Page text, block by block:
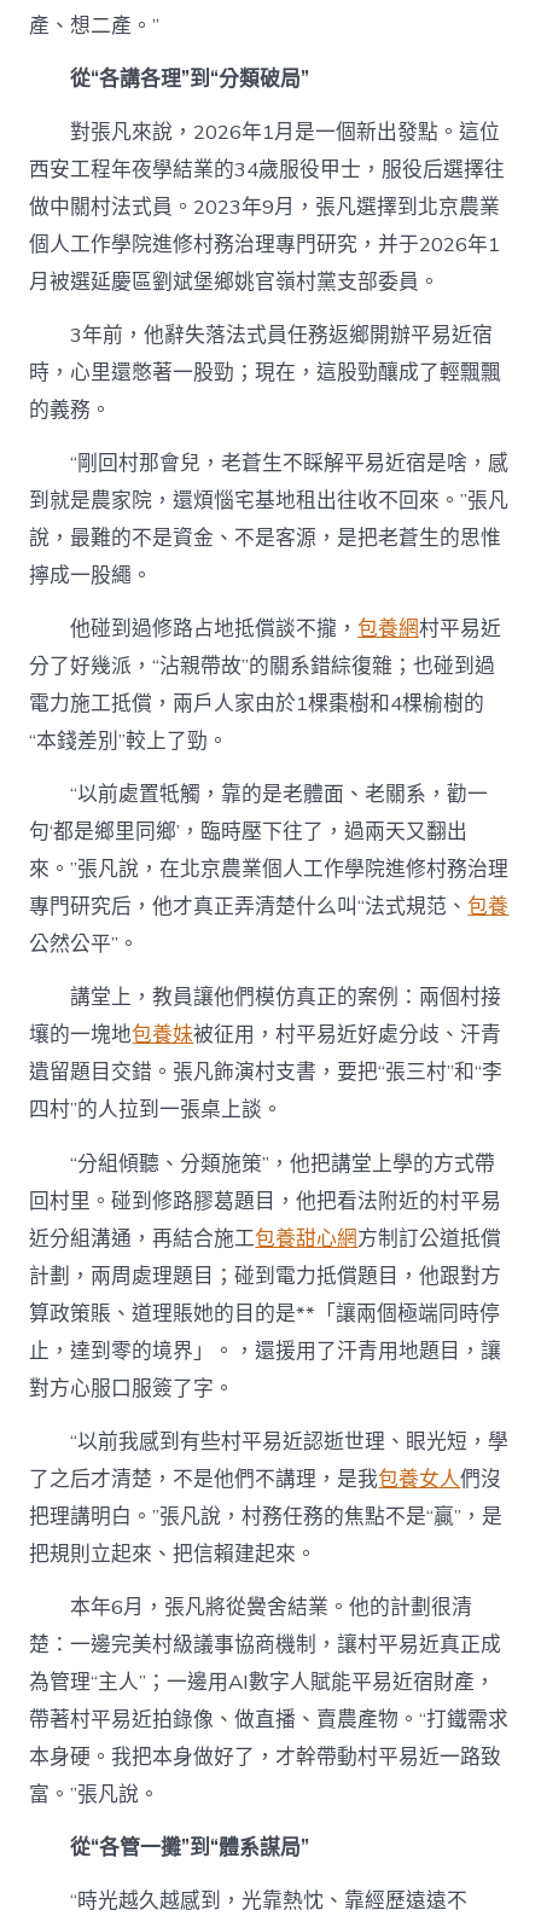
產、想二產。”
從“各講各理”到“分類破局”
對張凡來說，2026年1月是一個新出發點。這位
西安工程年夜學結業的34歲服役甲士，服役后選擇往
做中關村法式員。2023年9月，張凡選擇到北京農業
個人工作學院進修村務治理專門研究，并于2026年1
月被選延慶區劉斌堡鄉姚官嶺村黨支部委員。
3年前，他辭失落法式員任務返鄉開辦平易近宿
時，心里還憋著一股勁；現在，這股勁釀成了輕飄飄
的義務。
“剛回村那會兒，老蒼生不睬解平易近宿是啥，感
到就是農家院，還煩惱宅基地租出往收不回來。”張凡
說，最難的不是資金、不是客源，是把老蒼生的思惟
擰成一股繩。
他碰到過修路占地抵償談不攏，包養網村平易近
分了好幾派，“沾親帶故”的關系錯綜復雜；也碰到過
電力施工抵償，兩戶人家由於1棵棗樹和4棵榆樹的
“本錢差別”較上了勁。
“以前處置牴觸，靠的是老體面、老關系，勸一
句‘都是鄉里同鄉’，臨時壓下往了，過兩天又翻出
來。”張凡說，在北京農業個人工作學院進修村務治理
專門研究后，他才真正弄清楚什么叫“法式規范、包養
公然公平”。
講堂上，教員讓他們模仿真正的案例：兩個村接
壤的一塊地包養妹被征用，村平易近好處分歧、汗青
遺留題目交錯。張凡飾演村支書，要把“張三村”和“李
四村”的人拉到一張桌上談。
“分組傾聽、分類施策”，他把講堂上學的方式帶
回村里。碰到修路膠葛題目，他把看法附近的村平易
近分組溝通，再結合施工包養甜心網方制訂公道抵償
計劃，兩周處理題目；碰到電力抵償題目，他跟對方
算政策賬、道理賬她的目的是**「讓兩個極端同時停
止，達到零的境界」。，還援用了汗青用地題目，讓
對方心服口服簽了字。
“以前我感到有些村平易近認逝世理、眼光短，學
了之后才清楚，不是他們不講理，是我包養女人們沒
把理講明白。”張凡說，村務任務的焦點不是“贏”，是
把規則立起來、把信賴建起來。
本年6月，張凡將從黌舍結業。他的計劃很清
楚：一邊完美村級議事協商機制，讓村平易近真正成
為管理“主人”；一邊用AI數字人賦能平易近宿財產，
帶著村平易近拍錄像、做直播、賣農產物。“打鐵需求
本身硬。我把本身做好了，才幹帶動村平易近一路致
富。”張凡說。
從“各管一攤”到“體系謀局”
“時光越久越感到，光靠熱忱、靠經歷遠遠不